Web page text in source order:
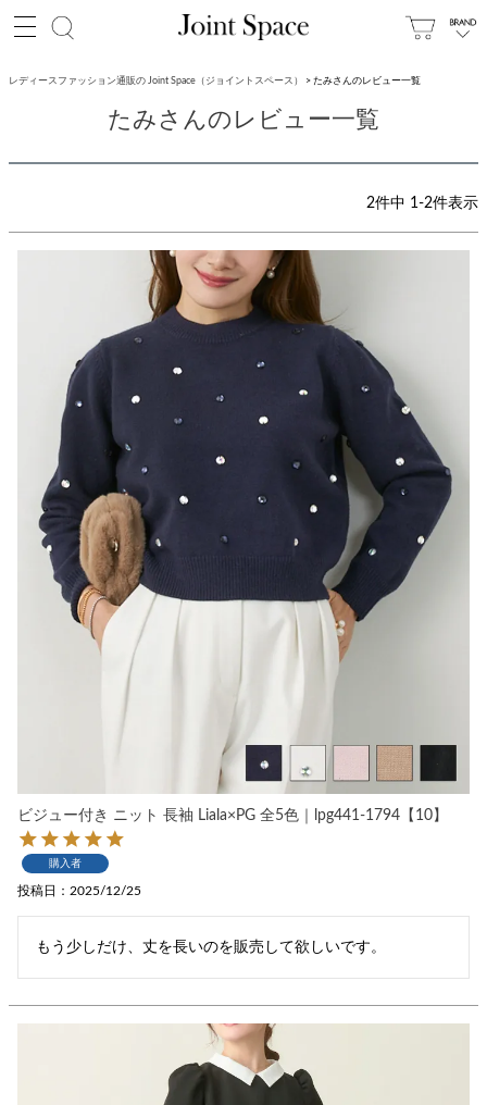
レディースファッション通販の Joint Space（ジョイントスペース） たみさんのレビュー一覧
たみさんのレビュー一覧
2件中 1-2件表示
ビジュー付き ニット 長袖 Liala×PG 全5色｜lpg441-1794【10】
購入者
投稿日 2025/12/25
もう少しだけ、丈を長いのを販売して欲しいです。